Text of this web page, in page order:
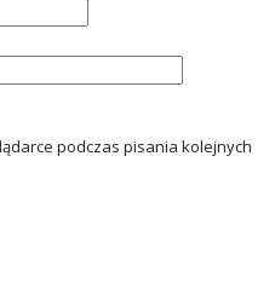
podczas pisania kolejnych